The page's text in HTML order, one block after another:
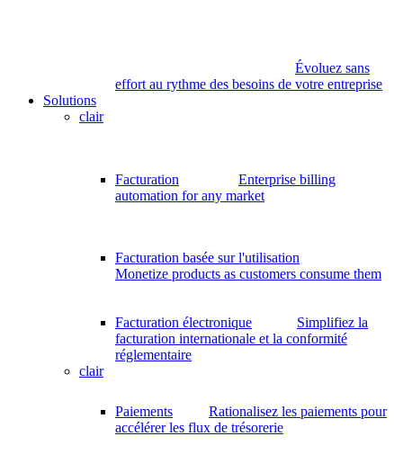
Évoluez sans
effort au rythme des besoins de votre entreprise
Solutions
clair
Facturation
Enterprise billing
automation for any market
Facturation basée sur l'utilisation
Monetize products as customers consume them
Facturation électronique
Simplifiez la
facturation internationale et la conformité
réglementaire
clair
Paiements
Rationalisez les paiements pour
accélérer les flux de trésorerie